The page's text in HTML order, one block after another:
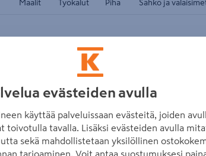
Maalit Työkalut Piha Sähkö ja
Akkuadapteri
Akkuadapteri
välillä GLL 18V-120-33
evästeiden avulla
käyttää palveluissaan evästeitä, joiden
toivotulla tavalla. Lisäksi evästeiden avulla
sekä mahdollistetaan yksilöllinen
tarjoaminen. Voit antaa suostumuksesi